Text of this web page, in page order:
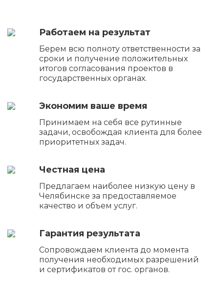
Работаем на результат
Берем всю полноту ответственности за
сроки и получение положительных
итогов согласования проектов в
государственных органах.
Экономим ваше время
Принимаем на себя все рутинные
задачи, освобождая клиента для более
приоритетных задач.
Честная цена
Предлагаем наиболее низкую цену в
Челябинске за предоставляемое
качество и объем услуг.
Гарантия результата
Сопровождаем клиента до момента
получения необходимых разрешений
и сертификатов от гос. органов.